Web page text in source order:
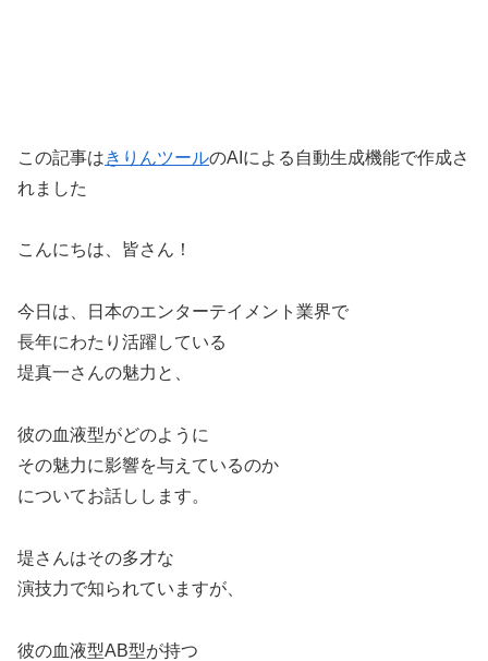
この記事はきりんツールのAIによる自動生成機能で作成さ
れました
こんにちは、皆さん！
今日は、日本のエンターテイメント業界で
長年にわたり活躍している
堤真一さんの魅力と、
彼の血液型がどのように
その魅力に影響を与えているのか
についてお話しします。
堤さんはその多才な
演技力で知られていますが、
彼の血液型AB型が持つ